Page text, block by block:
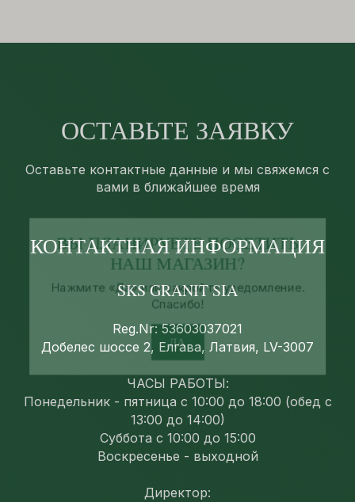
ОСТАВЬТЕ ЗАЯВКУ
Оставьте контактные данные и мы свяжемся с
вами в ближайшее время
КОНТАКТНАЯ ИНФОРМАЦИЯ
SKS GRANIT SIA
Reg.Nr: 53603037021
Добелес шоссе 2, Елгава, Латвия, LV-3007
ЧАСЫ РАБОТЫ:
Понедельник - пятница с 10:00 до 18:00 (обед с
13:00 до 14:00)
Суббота с 10:00 до 15:00
Воскресенье - выходной
Директор:
НАШ МАГАЗИН?
Нажмите «Да» или закройте уведомление.